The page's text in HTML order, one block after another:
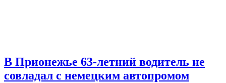
В Прионежье 63-летний водитель не
совладал с немецким автопромом